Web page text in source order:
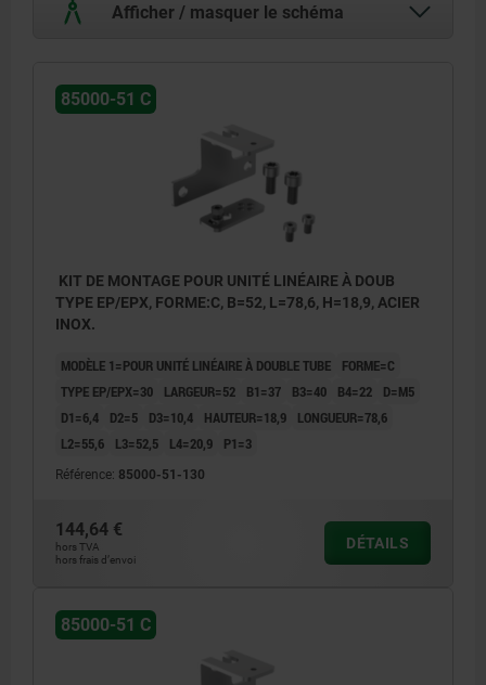
Afficher / masquer le schéma
85000-51 C
KIT DE MONTAGE POUR UNITÉ LINÉAIRE À DOUB
TYPE EP/EPX, FORME:C, B=52, L=78,6, H=18,9, ACIER
INOX.
MODÈLE 1=POUR UNITÉ LINÉAIRE À DOUBLE TUBE
FORME=C
TYPE EP/EPX=30
LARGEUR=52 B1=37 B3=40 B4=22
D=M5
D1=6,4
D2=5 D3=10,4 HAUTEUR=18,9
LONGUEUR=78,6
L2=55,6
L3=52,5 L4=20,9 P1=3
Référence: 85000-51-130
144,64 €
hors TVA
hors frais d’envoi
DÉTAILS
85000-51 C